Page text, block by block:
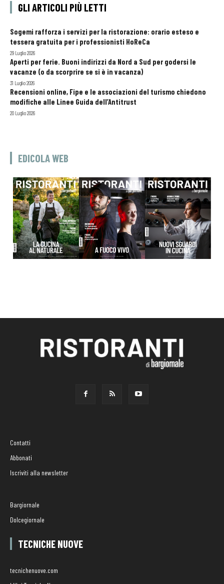
GLI ARTICOLI PIÙ LETTI
Sogemi rafforza i servizi per la ristorazione: orario esteso e
tessera gratuita per i professionisti HoReCa
29 Luglio 2026
Aperti per ferie. Buoni indirizzi da Nord a Sud per godersi le
vacanze (o da scorprire se si è in vacanza)
31 Luglio 2026
Recensioni online, Fipe e le associazioni del turismo chiedono
modifiche alle Linee Guida dell’Antitrust
20 Luglio 2026
EDICOLA WEB
Contatti
Abbonati
Iscriviti alla newsletter
Bargiornale
Dolcegiornale
TECNICHE NUOVE
tecnichenuove.com